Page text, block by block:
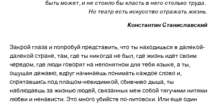
быть может, и не стоило бы класть в него столько труда.
Но театр есть искусство отражать жизнь.
Константин Станиславский
Закрой глаза и попробуй представить, что ты находишься в далекой-
далекой стране, там, где ты никогда не был, где жизнь идет своим
чередом, где люди говорят на непонятном для тебя языке, а ты,
ощущая дежавю, вдруг начинаешь понимать каждое слово и,
спрятавшись под плащом-невидимкой, сбивчиво дыша, ты
наблюдаешь за жизнью людей, связанных меж собой тягучими нитями
любви и ненависти. Это много убийств по-литовски. Или еще один